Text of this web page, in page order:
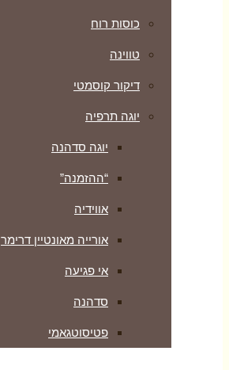
כוסות רוח
טווינה
דיקור קוסמטי
יוגה תרפיה
יוגה סדהנה
“ההזמנה”
אווידיה
אורייה מאונטיין דרימר
אי פגיעה
סדהנה
פטיסוטגאמי